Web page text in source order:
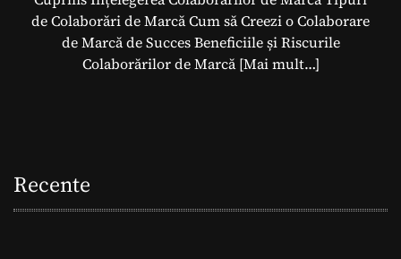
de Colaborări de Marcă Cum să Creezi o Colaborare
de Marcă de Succes Beneficiile și Riscurile
Colaborărilor de Marcă[Mai mult…]
Recente